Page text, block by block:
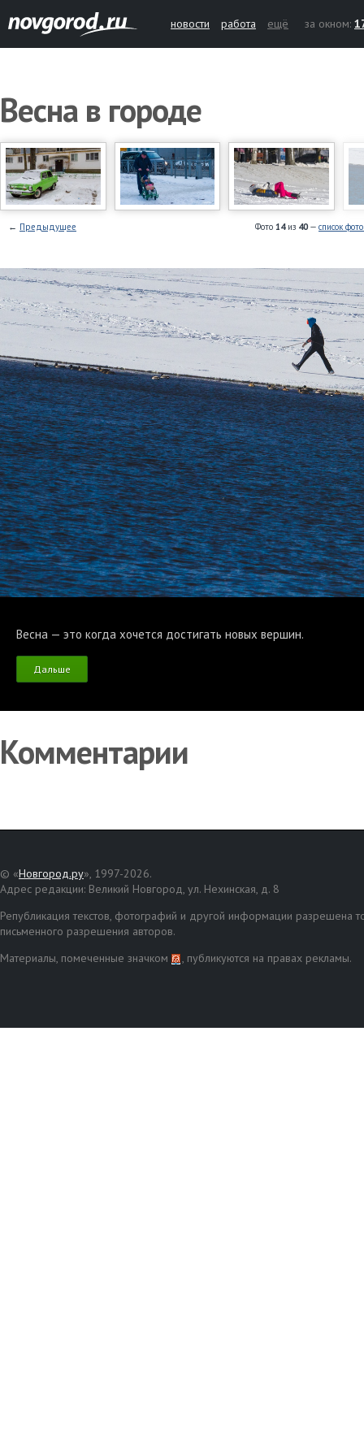
новости работа ещё за окном:
Весна в городе
Фото 14из 40— список
← Предыдущее
Весна — это когда хочется достигать новых вершин.
Дальше
Комментарии
© «Новгород.ру», 1997-2026.
Адрес редакции: Великий Новгород, ул. Нехинская, д. 8
Републикация текстов, фотографий и другой информации разрешена
письменного разрешения авторов.
Материалы, помеченные значком
, публикуются на правах рекламы.